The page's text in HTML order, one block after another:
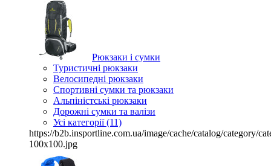
Рюкзаки і сумки
Туристичні рюкзаки
Велосипедні рюкзаки
Спортивні сумки та рюкзаки
Альпіністські рюкзаки
Дорожні сумки та валізи
Усі категорії (11)
https://b2b.insportline.com.ua/image/cache/catalog/category/
100x100.jpg